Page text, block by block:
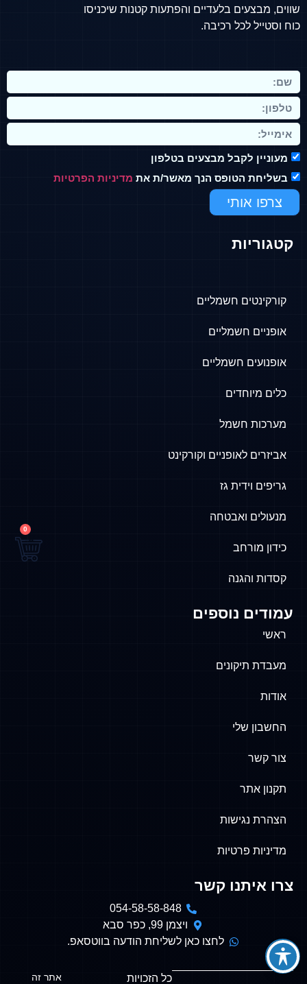
שווים, מבצעים בלעדיים והפתעות קטנות שיכניסו
כוח וסטייל לכל רכיבה.
מעוניין לקבל מבצעים בטלפון
בשליחת הטופס הנך מאשר/ת את מדיניות הפרטיות
צרפו אותי
קטגוריות
קורקינטים חשמליים
אופניים חשמליים
אופנועים חשמליים
כלים מיוחדים
מערכות חשמל
אביזרים לאופניים וקורקינט
גריפים וידית גז
מנעולים ואבטחה
כידון מורחב
קסדות והגנה
עמודים נוספים
ראשי
מעבדת תיקונים
אודות
החשבון שלי
צור קשר
תקנון אתר
הצהרת נגישות
מדיניות פרטיות
צרו איתנו קשר
054-58-58-848
ויצמן 99, כפר סבא
לחצו כאן לשליחת הודעה בווטסאפ.
0
כל הזכויות אתר זה